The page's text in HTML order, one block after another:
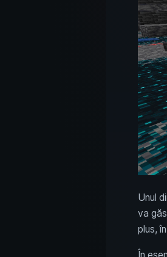
Unul
va
plus,